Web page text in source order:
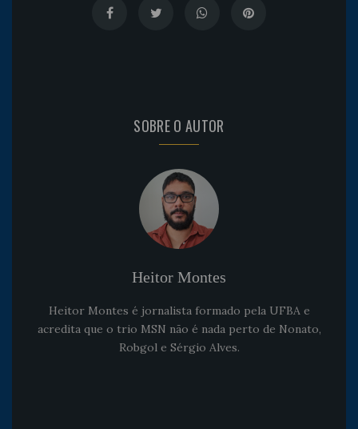
SOBRE O AUTOR
Heitor Montes
Heitor Montes é jornalista formado pela UFBA e
acredita que o trio MSN não é nada perto de Nonato,
Robgol e Sérgio Alves.